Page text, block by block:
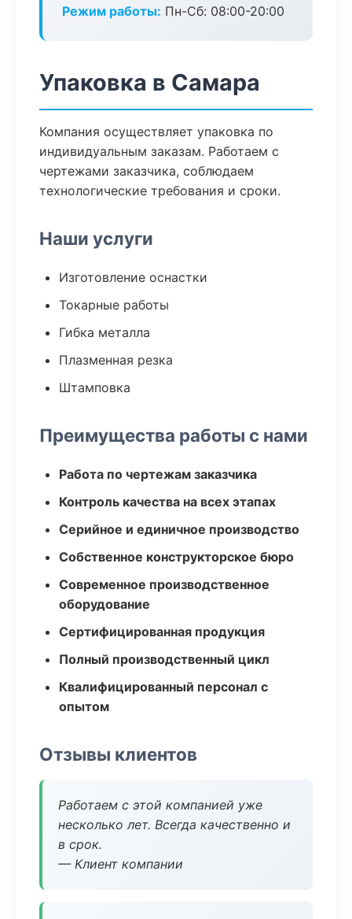
Режим работы: Пн-Сб: 08:00-20:00
Упаковка в Самара
Компания осуществляет упаковка по
индивидуальным заказам. Работаем с
чертежами заказчика, соблюдаем
технологические требования и сроки.
Наши услуги
Изготовление оснастки
Токарные работы
Гибка металла
Плазменная резка
Штамповка
Преимущества работы с нами
Работа по чертежам заказчика
Контроль качества на всех этапах
Серийное и единичное производство
Собственное конструкторское бюро
Современное производственное
оборудование
Сертифицированная продукция
Полный производственный цикл
Квалифицированный персонал с
опытом
Отзывы клиентов
Работаем с этой компанией уже
несколько лет. Всегда качественно и
в срок.
— Клиент компании